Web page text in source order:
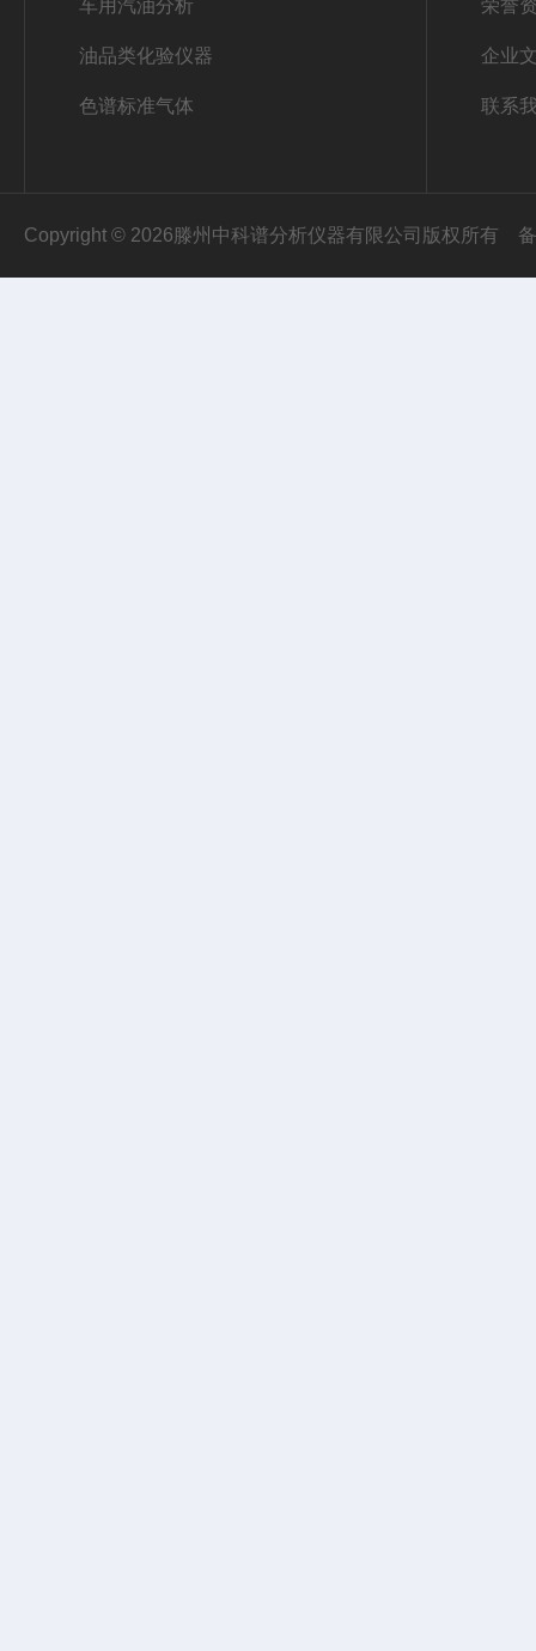
车用汽油分析
油品类化验仪器
色谱标准气体
荣誉
企业
联系
Copyright © 2026滕州中科谱分析仪器有限公司版权所有